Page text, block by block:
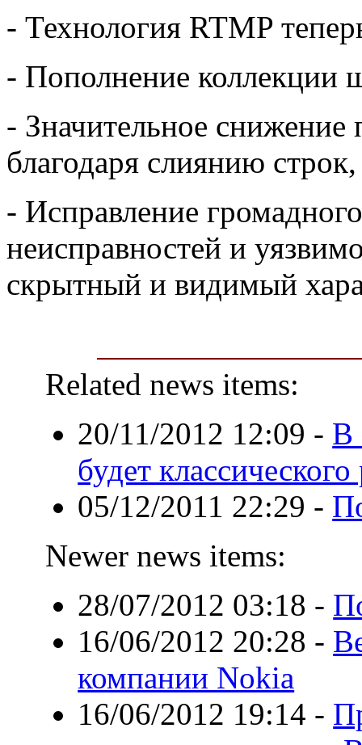
- Технология RTMP
- Пополнение коллекции
- Значительное снижение
благодаря слиянию
- Исправление
неисправностей и
скрытный и видимый
Related news items:
20/11/2012 12:09 - В
будет
05/12/2011 22:29 -
Newer news items:
28/07/2012 03:18 -
16/06/2012 20:28 -
компании Nokia
16/06/2012 19:14 -